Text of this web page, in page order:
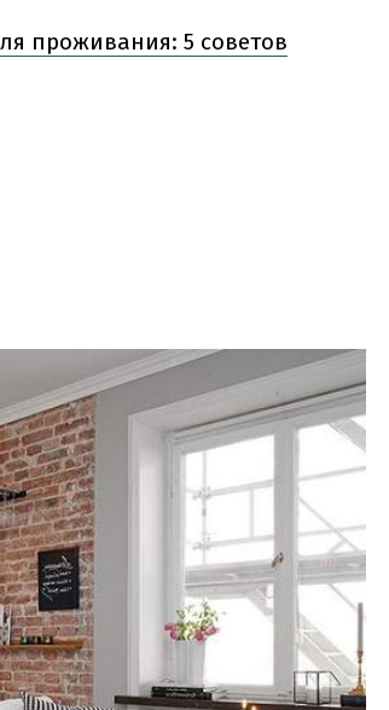
проживания: 5 советов